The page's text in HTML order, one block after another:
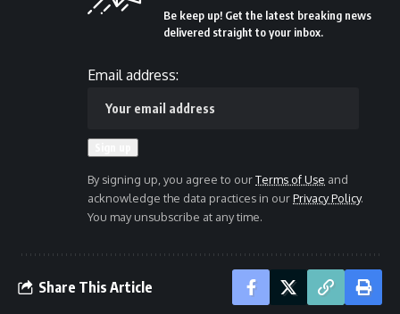
Be keep up! Get the latest breaking news
delivered straight to your inbox.
Email address:
By signing up, you agree to ourTerms of Use and
acknowledge the data practices in ourPrivacy Policy.
You may unsubscribe at any time.
Share This Article